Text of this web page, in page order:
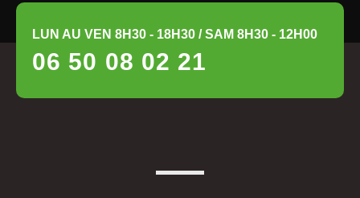
LUN AU VEN 8H30 - 18H30 / SAM 8H30 - 12H00
06 50 08 02 21